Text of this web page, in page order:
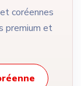
coréennes
premium et